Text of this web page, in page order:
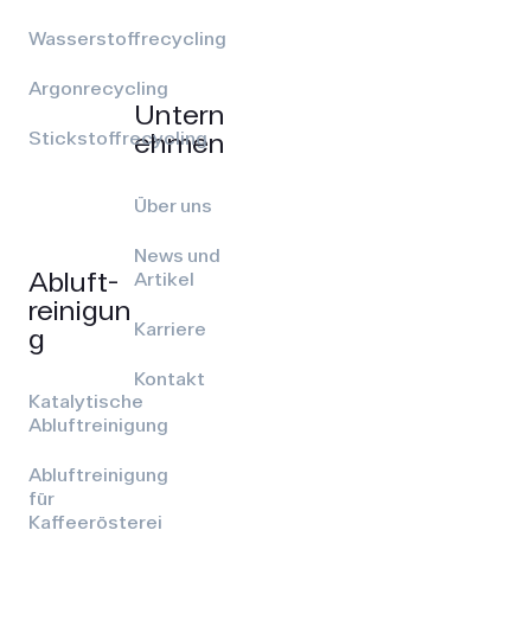
Wasserstoffrecycling
Argonrecycling
Stickstoffrecycling
Abluft­
reinigun
g
Katalytische
Abluftreinigung
Abluftreinigung
für
Kaffeerösterei
Untern
ehmen
Über uns
News und
Artikel
Karriere
Kontakt